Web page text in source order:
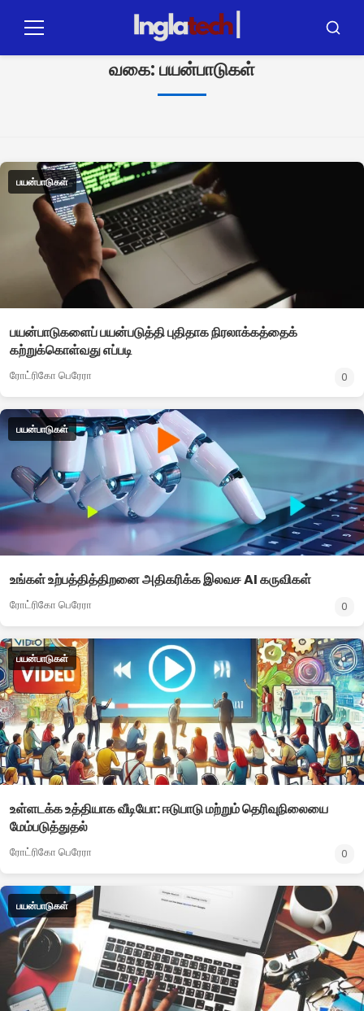
மெனு பஸ்கார்
வகை:பயன்பாடுகள்
பயன்பாடுகள்
பயன்பாடுகளைப் பயன்படுத்தி புதிதாக நிரலாக்கத்தைக்
கற்றுக்கொள்வது எப்படி
ரோட்ரிகோ பெரேரா 0
பயன்பாடுகள்
உங்கள் உற்பத்தித்திறனை அதிகரிக்க இலவச AI கருவிகள்
ரோட்ரிகோ பெரேரா 0
பயன்பாடுகள்
உள்ளடக்க உத்தியாக வீடியோ: ஈடுபாடு மற்றும் தெரிவுநிலையை
மேம்படுத்துதல்
ரோட்ரிகோ பெரேரா 0
பயன்பாடுகள்